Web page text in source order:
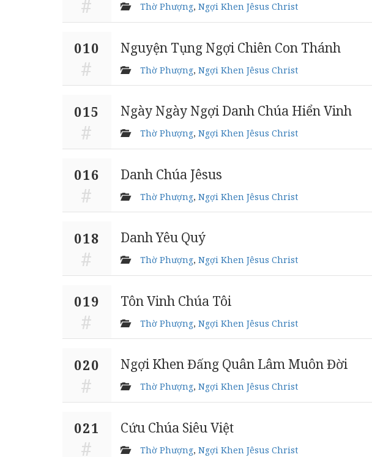
Thờ Phượng, Ngợi Khen Jêsus Christ
010 Nguyện Tụng Ngợi Chiên Con Thánh
Thờ Phượng, Ngợi Khen Jêsus Christ
015 Ngày Ngày Ngợi Danh Chúa Hiển Vinh
Thờ Phượng, Ngợi Khen Jêsus Christ
016 Danh Chúa Jêsus
Thờ Phượng, Ngợi Khen Jêsus Christ
018 Danh Yêu Quý
Thờ Phượng, Ngợi Khen Jêsus Christ
019 Tôn Vinh Chúa Tôi
Thờ Phượng, Ngợi Khen Jêsus Christ
020 Ngợi Khen Đấng Quân Lâm Muôn Đời
Thờ Phượng, Ngợi Khen Jêsus Christ
021 Cứu Chúa Siêu Việt
Thờ Phượng, Ngợi Khen Jêsus Christ